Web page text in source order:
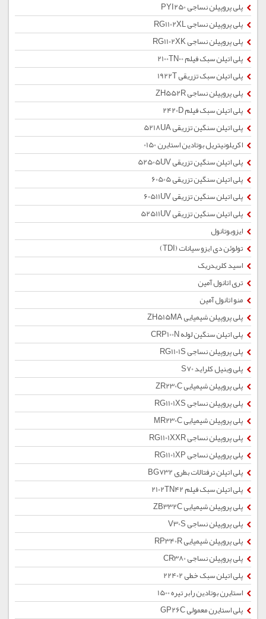
پلی پروپیلن نساجی PYI250
پلی پروپیلن نساجی RG1102XL
پلی پروپیلن نساجی RG1102XK
پلی اتیلن سبک فیلم 2100TN00
پلی اتیلن سبک تزریقی 1922T
پلی پروپیلن نساجی ZH552R
پلی اتیلن سبک فیلم 2420D
پلی اتیلن سنگین تزریقی 5218UA
اکریلونیتریل بوتادین استایرن 0150
پلی اتیلن سنگین تزریقی 52505UV
پلی اتیلن سنگین تزریقی 60505
پلی اتیلن سنگین تزریقی 60511UV
پلی اتیلن سنگین تزریقی 52511UV
ایزوبوتانول
تولوئن دی ایزو سیانات (TDI)
اسید کلریدریک
تری اتانول آمین
منو اتانول آمین
پلی پروپیلن شیمیایی ZH515MA
پلی اتیلن سنگین لوله CRP100N
پلی پروپیلن نساجی RG1101S
پلی وینیل کلراید S70
پلی پروپیلن شیمیایی ZR230C
پلی پروپیلن نساجی RG1101XS
پلی پروپیلن شیمیایی MR230C
پلی پروپیلن نساجی RG1101XXR
پلی پروپیلن نساجی RG1101XP
پلی اتیلن ترفتالات بطری BG732
پلی اتیلن سبک فیلم 2102TN42
پلی پروپیلن شیمیایی ZB332C
پلی پروپیلن نساجی V30S
پلی پروپیلن شیمیایی RP340R
پلی پروپیلن نساجی CR380
پلی اتیلن سبک خطی 22402
استایرن بوتادین رابر تیره 1500
پلی استایرن معمولی GP26C